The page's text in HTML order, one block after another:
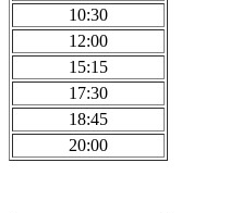
10:30
12:00
15:15
17:30
18:45
20:00